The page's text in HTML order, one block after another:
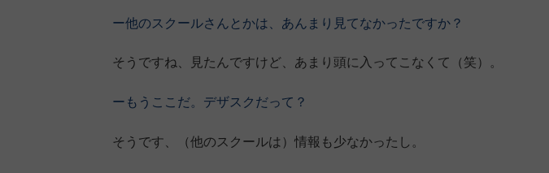
ー他のスクールさんとかは、あんまり見てなかったですか？
そうですね、見たんですけど、あまり頭に入ってこなくて（笑）。
ーもうここだ。デザスクだって？
そうです、（他のスクールは）情報も少なかったし。